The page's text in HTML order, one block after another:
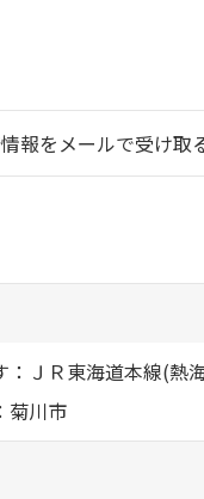
ルームツアー
報をメールで受け取
：ＪＲ東海道本線(熱
菊川市